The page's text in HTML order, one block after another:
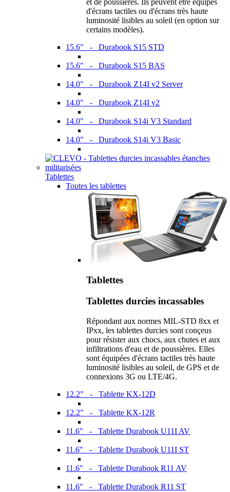
et de poussières. Ils peuvent être équipés
d'écrans tactiles ou d'écrans très haute
luminosité lisibles au soleil (en option sur
certains modèles).
15.6" - Durabook S15 STD
15.6" - Durabook S15 BAS
14.0" - Durabook Z14I v2 Server
14.0" - Durabook Z14I v2
14.0" - Durabook S14i V3 Standard
14.0" - Durabook S14i V3 Basic
Tablettes
Toutes les tablettes
Tablettes
Tablettes durcies incassables
Répondant aux normes MIL-STD 8xx et
IPxx, les tablettes durcies sont conçeus
pour résister aux chocs, aux chutes et aux
infiltrations d'eau et de poussières. Elles
sont équipées d'écrans tactiles très haute
luminosité lisibles au soleil, de GPS et de
connexions 3G ou LTE/4G.
12.2" - Tablette KX-12D
12.2" - Tablette KX-12R
11.6" - Tablette Durabook U11I AV
11.6" - Tablette Durabook U11I ST
11.6" - Tablette Durabook R11 AV
11.6" - Tablette Durabook R11 ST